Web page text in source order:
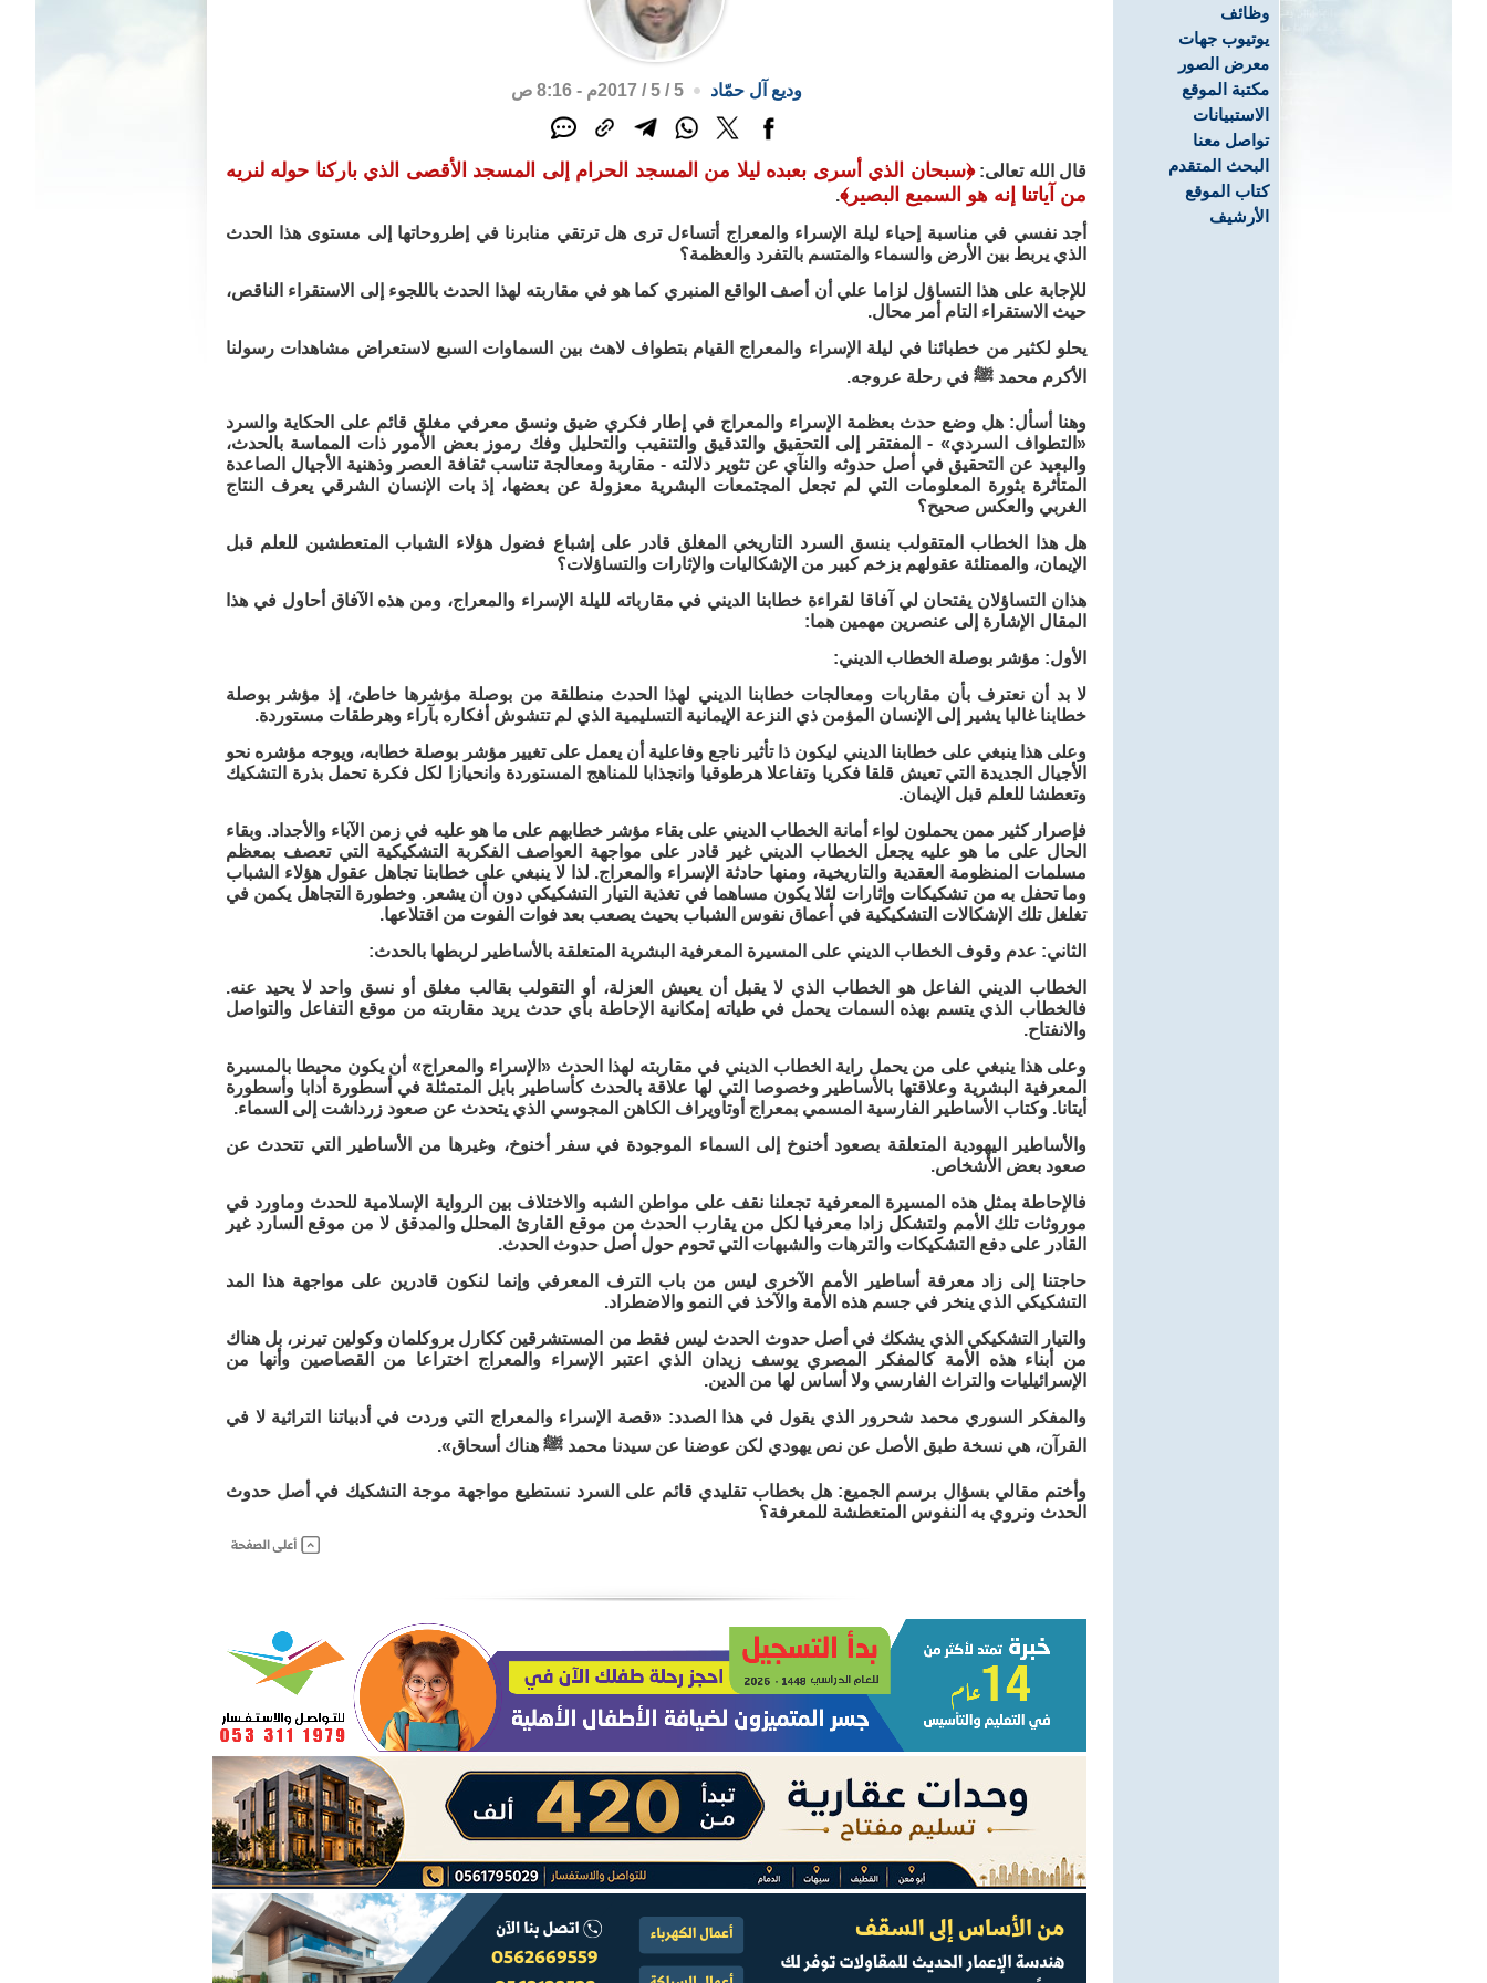
وظائف
يوتيوب جهات
معرض الصور
مكتبة الموقع
الاستبيانات
تواصل معنا
البحث المتقدم
كتاب الموقع
الأرشيف
وديع آل حمّاد 5 / 5 / 2017م - 8:16 ص
قال الله تعالى:﴿سبحان الذي أسرى بعبده ليلا من المسجد الحرام إلى المسجد الأقصى الذي باركنا حوله لنريه
من آياتنا إنه هو السميع البصير﴾.
أجد نفسي في مناسبة إحياء ليلة الإسراء والمعراج أتساءل ترى هل ترتقي منابرنا في إطروحاتها إلى مستوى هذا الحدث
الذي يربط بين الأرض والسماء والمتسم بالتفرد والعظمة؟
للإجابة على هذا التساؤل لزاما علي أن أصف الواقع المنبري كما هو في مقاربته لهذا الحدث باللجوء إلى الاستقراء الناقص،
حيث الاستقراء التام أمر محال.
يحلو لكثير من خطبائنا في ليلة الإسراء والمعراج القيام بتطواف لاهث بين السماوات السبع لاستعراض مشاهدات رسولنا
الأكرم محمد ﷺ في رحلة عروجه.
وهنا أسأل: هل وضع حدث بعظمة الإسراء والمعراج في إطار فكري ضيق ونسق معرفي مغلق قائم على الحكاية والسرد
«التطواف السردي» - المفتقر إلى التحقيق والتدقيق والتنقيب والتحليل وفك رموز بعض الأمور ذات المماسة بالحدث،
والبعيد عن التحقيق في أصل حدوثه والنآي عن تثوير دلالته - مقاربة ومعالجة تناسب ثقافة العصر وذهنية الأجيال الصاعدة
المتأثرة بثورة المعلومات التي لم تجعل المجتمعات البشرية معزولة عن بعضها، إذ بات الإنسان الشرقي يعرف النتاج
الغربي والعكس صحيح؟
هل هذا الخطاب المتقولب بنسق السرد التاريخي المغلق قادر على إشباع فضول هؤلاء الشباب المتعطشين للعلم قبل
الإيمان، والممتلئة عقولهم بزخم كبير من الإشكاليات والإثارات والتساؤلات؟
هذان التساؤلان يفتحان لي آفاقا لقراءة خطابنا الديني في مقارباته لليلة الإسراء والمعراج، ومن هذه الآفاق أحاول في هذا
المقال الإشارة إلى عنصرين مهمين هما:
الأول: مؤشر بوصلة الخطاب الديني:
لا بد أن نعترف بأن مقاربات ومعالجات خطابنا الديني لهذا الحدث منطلقة من بوصلة مؤشرها خاطئ، إذ مؤشر بوصلة
خطابنا غالبا يشير إلى الإنسان المؤمن ذي النزعة الإيمانية التسليمية الذي لم تتشوش أفكاره بآراء وهرطقات مستوردة.
وعلى هذا ينبغي على خطابنا الديني ليكون ذا تأثير ناجع وفاعلية أن يعمل على تغيير مؤشر بوصلة خطابه، ويوجه مؤشره نحو
الأجيال الجديدة التي تعيش قلقا فكريا وتفاعلا هرطوقيا وانجذابا للمناهج المستوردة وانحيازا لكل فكرة تحمل بذرة التشكيك
وتعطشا للعلم قبل الإيمان.
فإصرار كثير ممن يحملون لواء أمانة الخطاب الديني على بقاء مؤشر خطابهم على ما هو عليه في زمن الآباء والأجداد. وبقاء
الحال على ما هو عليه يجعل الخطاب الديني غير قادر على مواجهة العواصف الفكربة التشكيكية التي تعصف بمعظم
مسلمات المنظومة العقدية والتاريخية، ومنها حادثة الإسراء والمعراج. لذا لا ينبغي على خطابنا تجاهل عقول هؤلاء الشباب
وما تحفل به من تشكيكات وإثارات لئلا يكون مساهما في تغذية التيار التشكيكي دون أن يشعر. وخطورة التجاهل يكمن في
تغلغل تلك الإشكالات التشكيكية في أعماق نفوس الشباب بحيث يصعب بعد فوات الفوت من اقتلاعها.
الثاني: عدم وقوف الخطاب الديني على المسيرة المعرفية البشرية المتعلقة بالأساطير لربطها بالحدث:
الخطاب الديني الفاعل هو الخطاب الذي لا يقبل أن يعيش العزلة، أو التقولب بقالب مغلق أو نسق واحد لا يحيد عنه.
فالخطاب الذي يتسم بهذه السمات يحمل في طياته إمكانية الإحاطة بأي حدث يريد مقاربته من موقع التفاعل والتواصل
والانفتاح.
وعلى هذا ينبغي على من يحمل راية الخطاب الديني في مقاربته لهذا الحدث «الإسراء والمعراج» أن يكون محيطا بالمسيرة
المعرفية البشرية وعلاقتها بالأساطير وخصوصا التي لها علاقة بالحدث كأساطير بابل المتمثلة في أسطورة أدابا وأسطورة
أيتانا. وكتاب الأساطير الفارسية المسمي بمعراج أوتاويراف الكاهن المجوسي الذي يتحدث عن صعود زرداشت إلى السماء.
والأساطير اليهودية المتعلقة بصعود أخنوخ إلى السماء الموجودة في سفر أخنوخ، وغيرها من الأساطير التي تتحدث عن
صعود بعض الأشخاص.
فالإحاطة بمثل هذه المسيرة المعرفية تجعلنا نقف على مواطن الشبه والاختلاف بين الرواية الإسلامية للحدث وماورد في
موروثات تلك الأمم ولتشكل زادا معرفيا لكل من يقارب الحدث من موقع القارئ المحلل والمدقق لا من موقع السارد غير
القادر على دفع التشكيكات والترهات والشبهات التي تحوم حول أصل حدوث الحدث.
حاجتنا إلى زاد معرفة أساطير الأمم الآخرى ليس من باب الترف المعرفي وإنما لنكون قادرين على مواجهة هذا المد
التشكيكي الذي ينخر في جسم هذه الأمة والآخذ في النمو والاضطراد.
والتيار التشكيكي الذي يشكك في أصل حدوث الحدث ليس فقط من المستشرقين ككارل بروكلمان وكولين تيرنر، بل هناك
من أبناء هذه الأمة كالمفكر المصري يوسف زيدان الذي اعتبر الإسراء والمعراج اختراعا من القصاصين وأنها من
الإسرائيليات والتراث الفارسي ولا أساس لها من الدين.
والمفكر السوري محمد شحرور الذي يقول في هذا الصدد: «قصة الإسراء والمعراج التي وردت في أدبياتنا التراثية لا في
القرآن، هي نسخة طبق الأصل عن نص يهودي لكن عوضنا عن سيدنا محمد ﷺ هناك أسحاق».
وأختم مقالي بسؤال برسم الجميع: هل بخطاب تقليدي قائم على السرد نستطيع مواجهة موجة التشكيك في أصل حدوث
الحدث ونروي به النفوس المتعطشة للمعرفة؟